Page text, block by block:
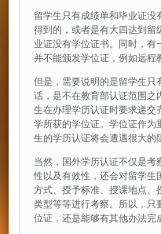
留学生只有成绩单和毕业证
得到的，或者是有大四达到
业证没有学位证书。同时，有
并不能颁发学位证，例如远程
但是，需要说明的是留学生只
话，是不在教育部认证范围
生在办理学历认证时要求递交
学所获的学位证。学位证作
生的学历认证将会遭遇很大的
当然，国外学历认证不仅是
性以及有效性，还会对留学
方式、授予标准、授课地点
类型等等进行考察。所以，
位证，还是能够有其他办法完